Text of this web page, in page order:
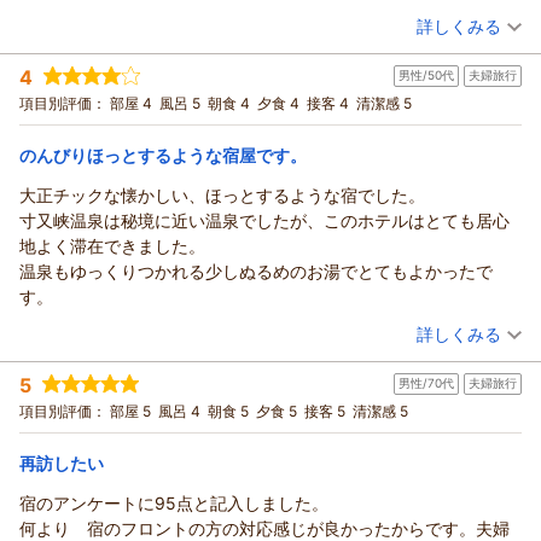
（投稿日：2026/03/23）
宿泊時期： 2026年03月宿泊 (夫婦旅行)
投稿者： たかさんさん
宿泊プラン： 【冬限定】星空列車プラン｜奥大井湖上駅で夜空に輝く満天の
星々を間近に感じる 心に残る幻想の旅
ツイン 朝・夕
宿泊価格帯： 15,001～16,000円(大人一人あたり/税込)
詳しくみる
4 男性/50代 夫婦旅行
項目別評価： 部屋 4 風呂 5 朝食 4 夕食 4 接客 4 清潔感 5
のんびりほっとするような宿屋です。
大正チックな懐かしい、ほっとするような宿でした。
寸又峡温泉は秘境に近い温泉でしたが、このホテルはとても居心
地よく滞在できました。
温泉もゆっくりつかれる少しぬるめのお湯でとてもよかったで
す。
（投稿日：2026/03/23）
宿泊時期： 2026年03月宿泊 (夫婦旅行)
投稿者： とみきちさん
宿泊プラン： 【じゃらんスペシャルウィーク】スタンダードプラン［九曜紋
コース］｜厳選素材使用ワンランク上の和会席
和室 朝・夕
宿泊価格帯：
詳しくみる
5 男性/70代 夫婦旅行
項目別評価： 部屋 5 風呂 4 朝食 5 夕食 5 接客 5 清潔感 5
再訪したい
宿のアンケートに95点と記入しました。
何より 宿のフロントの方の対応感じが良かったからです。夫婦